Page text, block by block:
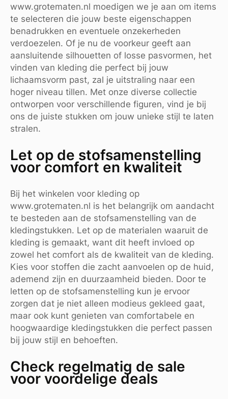
www.grotematen.nl moedigen we je aan om items
te selecteren die jouw beste eigenschappen
benadrukken en eventuele onzekerheden
verdoezelen. Of je nu de voorkeur geeft aan
aansluitende silhouetten of losse pasvormen, het
vinden van kleding die perfect bij jouw
lichaamsvorm past, zal je uitstraling naar een
hoger niveau tillen. Met onze diverse collectie
ontworpen voor verschillende figuren, vind je bij
ons de juiste stukken om jouw unieke stijl te laten
stralen.
Let op de stofsamenstelling
voor comfort en kwaliteit
Bij het winkelen voor kleding op
www.grotematen.nl is het belangrijk om aandacht
te besteden aan de stofsamenstelling van de
kledingstukken. Let op de materialen waaruit de
kleding is gemaakt, want dit heeft invloed op
zowel het comfort als de kwaliteit van de kleding.
Kies voor stoffen die zacht aanvoelen op de huid,
ademend zijn en duurzaamheid bieden. Door te
letten op de stofsamenstelling kun je ervoor
zorgen dat je niet alleen modieus gekleed gaat,
maar ook kunt genieten van comfortabele en
hoogwaardige kledingstukken die perfect passen
bij jouw stijl en behoeften.
Check regelmatig de sale
voor voordelige deals